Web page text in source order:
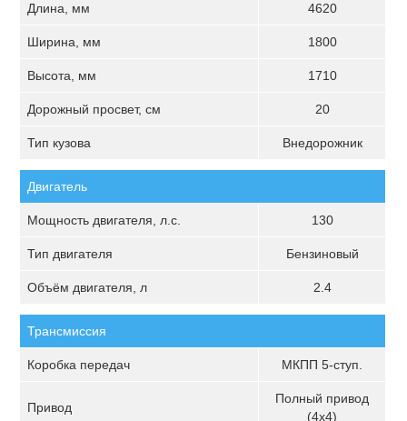
Длина, мм 4620
Ширина, мм 1800
Высота, мм 1710
Дорожный просвет, см 20
Тип кузова Внедорожник
Двигатель
Мощность двигателя, л.с. 130
Тип двигателя Бензиновый
Объём двигателя, л 2.4
Трансмиссия
Коробка передач МКПП 5-ступ.
Привод
Полный привод
(4х4)